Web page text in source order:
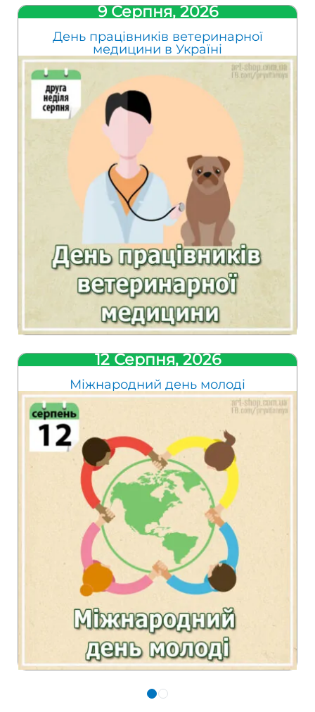
9 Серпня, 2026
День працівників ветеринарної
медицини в Україні
12 Серпня, 2026
Міжнародний день молоді